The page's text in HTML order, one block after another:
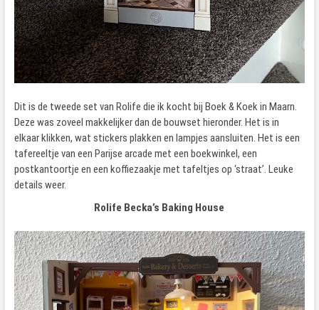
Dit is de tweede set van Rolife die ik kocht bij Boek & Koek in Maarn.
Deze was zoveel makkelijker dan de bouwset hieronder. Het is in
elkaar klikken, wat stickers plakken en lampjes aansluiten. Het is een
tafereeltje van een Parijse arcade met een boekwinkel, een
postkantoortje en een koffiezaakje met tafeltjes op ‘straat’. Leuke
details weer.
Rolife Becka’s Baking House